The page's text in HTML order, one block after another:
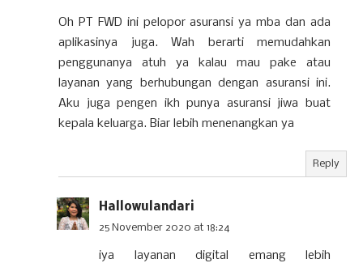
Oh PT FWD ini pelopor asuransi ya mba dan ada
aplikasinya juga. Wah berarti memudahkan
penggunanya atuh ya kalau mau pake atau
layanan yang berhubungan dengan asuransi ini.
Aku juga pengen ikh punya asuransi jiwa buat
kepala keluarga. Biar lebih menenangkan ya
Reply
Hallowulandari
25 November 2020 at 18:24
iya layanan digital emang lebih